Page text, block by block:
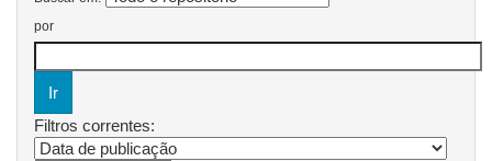
por
Filtros correntes: